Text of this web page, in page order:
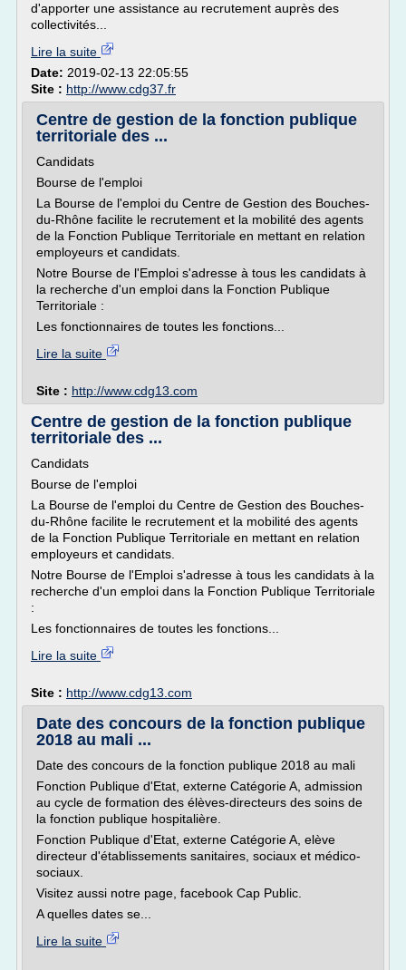
d'apporter une assistance au recrutement auprès des
collectivités...
Lire la suite
Date: 2019-02-13 22:05:55
Site : http://www.cdg37.fr
Centre de gestion de la fonction publique
territoriale des ...
Candidats
Bourse de l'emploi
La Bourse de l'emploi du Centre de Gestion des Bouches-
du-Rhône facilite le recrutement et la mobilité des agents
de la Fonction Publique Territoriale en mettant en relation
employeurs et candidats.
Notre Bourse de l'Emploi s'adresse à tous les candidats à
la recherche d'un emploi dans la Fonction Publique
Territoriale :
Les fonctionnaires de toutes les fonctions...
Lire la suite
Site : http://www.cdg13.com
Centre de gestion de la fonction publique
territoriale des ...
Candidats
Bourse de l'emploi
La Bourse de l'emploi du Centre de Gestion des Bouches-
du-Rhône facilite le recrutement et la mobilité des agents
de la Fonction Publique Territoriale en mettant en relation
employeurs et candidats.
Notre Bourse de l'Emploi s'adresse à tous les candidats à la
recherche d'un emploi dans la Fonction Publique Territoriale
:
Les fonctionnaires de toutes les fonctions...
Lire la suite
Site : http://www.cdg13.com
Date des concours de la fonction publique
2018 au mali ...
Date des concours de la fonction publique 2018 au mali
Fonction Publique d'Etat, externe Catégorie A, admission
au cycle de formation des élèves-directeurs des soins de
la fonction publique hospitalière.
Fonction Publique d'Etat, externe Catégorie A, elève
directeur d'établissements sanitaires, sociaux et médico-
sociaux.
Visitez aussi notre page, facebook Cap Public.
A quelles dates se...
Lire la suite